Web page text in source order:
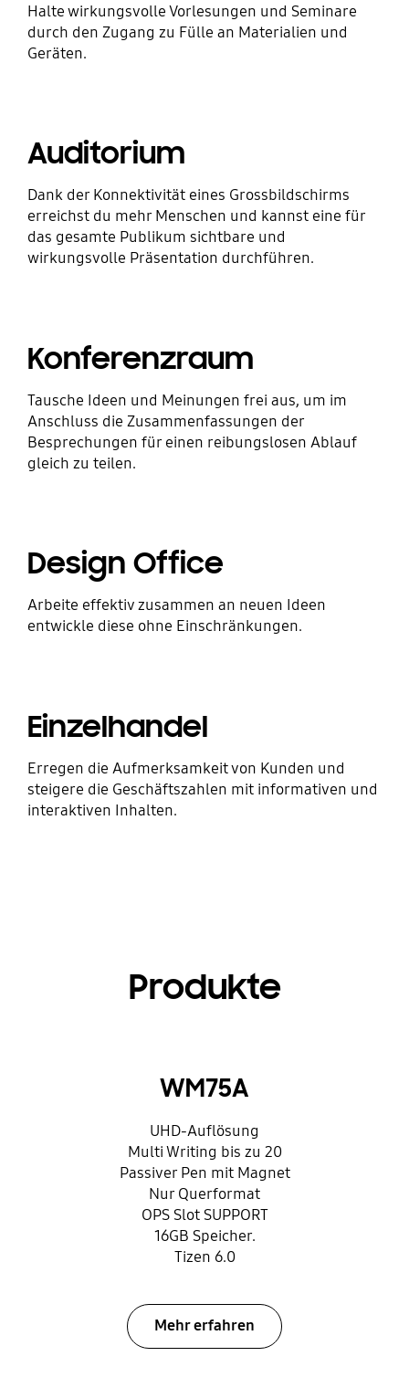
Halte wirkungsvolle Vorlesungen und Seminare
durch den Zugang zu Fülle an Materialien und
Geräten.
Auditorium
Dank der Konnektivität eines Grossbildschirms
erreichst du mehr Menschen und kannst eine für
das gesamte Publikum sichtbare und
wirkungsvolle Präsentation durchführen.
Konferenzraum
Tausche Ideen und Meinungen frei aus, um im
Anschluss die Zusammenfassungen der
Besprechungen für einen reibungslosen Ablauf
gleich zu teilen.
Design Office
Arbeite effektiv zusammen an neuen Ideen
entwickle diese ohne Einschränkungen.
Einzelhandel
Erregen die Aufmerksamkeit von Kunden und
steigere die Geschäftszahlen mit informativen und
interaktiven Inhalten.
Produkte
WM75A
UHD-Auflösung
Multi Writing bis zu 20
Passiver Pen mit Magnet
Nur Querformat
OPS Slot SUPPORT
16GB Speicher.
Tizen 6.0
Mehr erfahren